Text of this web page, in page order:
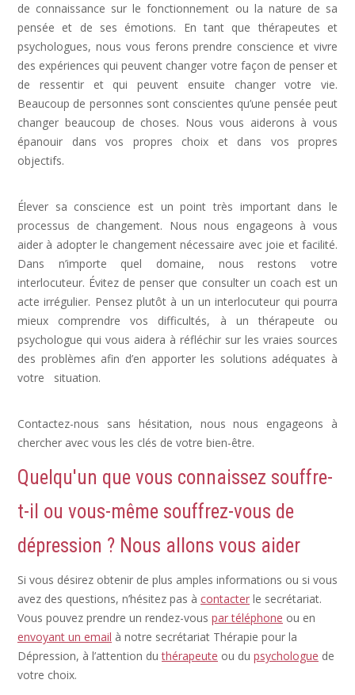
de connaissance sur le fonctionnement ou la nature de sa
pensée et de ses émotions. En tant que thérapeutes et
psychologues, nous vous ferons prendre conscience et vivre
des expériences qui peuvent changer votre façon de penser et
de ressentir et qui peuvent ensuite changer votre vie.
Beaucoup de personnes sont conscientes qu’une pensée peut
changer beaucoup de choses. Nous vous aiderons à vous
épanouir dans vos propres choix et dans vos propres
objectifs.
Élever sa conscience est un point très important dans le
processus de changement. Nous nous engageons à vous
aider à adopter le changement nécessaire avec joie et facilité.
Dans n’importe quel domaine, nous restons votre
interlocuteur. Évitez de penser que consulter un coach est un
acte irrégulier. Pensez plutôt à un un interlocuteur qui pourra
mieux comprendre vos difficultés, à un thérapeute ou
psychologue qui vous aidera à réfléchir sur les vraies sources
des problèmes afin d’en apporter les solutions adéquates à
votre situation.
Contactez-nous sans hésitation, nous nous engageons à
chercher avec vous les clés de votre bien-être.
Quelqu'un que vous connaissez souffre-
t-il ou vous-même souffrez-vous de
dépression ? Nous allons vous aider
Si vous désirez obtenir de plus amples informations ou si vous
avez des questions, n’hésitez pas à contacter le secrétariat.
Vous pouvez prendre un rendez-vous par téléphone ou en
envoyant un email à notre secrétariat Thérapie pour la
Dépression, à l’attention duthérapeute ou du psychologue de
votre choix.